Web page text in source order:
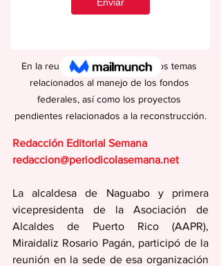
En la reunión se atendieron varios temas
relacionados al manejo de los fondos
federales, así como los proyectos
pendientes relacionados a la reconstrucción.
Redacción Editorial Semana
redaccion@periodicolasemana.net
La alcaldesa de Naguabo y primera
vicepresidenta de la Asociación de
Alcaldes de Puerto Rico (AAPR),
Miraidaliz Rosario Pagán, participó de la
reunión en la sede de esa organización